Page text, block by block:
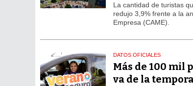
La cantidad de turistas
redujo 3,9% frente a la
Empresa (CAME).
DATOS OFICIALES
Más de 100 mil
va de la